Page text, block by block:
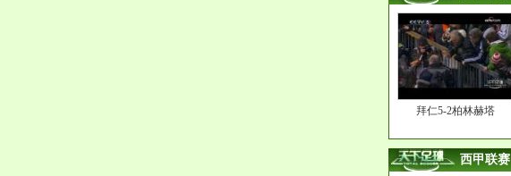
拜仁5-2柏林赫塔
西甲联赛